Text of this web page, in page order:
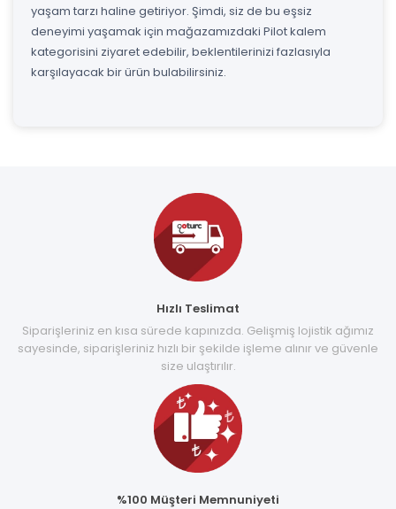
yaşam tarzı haline getiriyor. Şimdi, siz de bu eşsiz
deneyimi yaşamak için mağazamızdaki Pilot kalem
kategorisini ziyaret edebilir, beklentilerinizi fazlasıyla
karşılayacak bir ürün bulabilirsiniz.
Hızlı Teslimat
Siparişleriniz en kısa sürede kapınızda. Gelişmiş lojistik ağımız
sayesinde, siparişleriniz hızlı bir şekilde işleme alınır ve güvenle
size ulaştırılır.
%100 Müşteri Memnuniyeti